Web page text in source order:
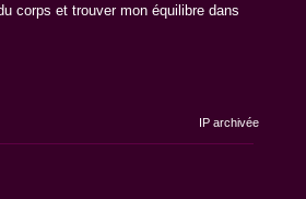
corps et trouver mon équilibre dans
IP archivée